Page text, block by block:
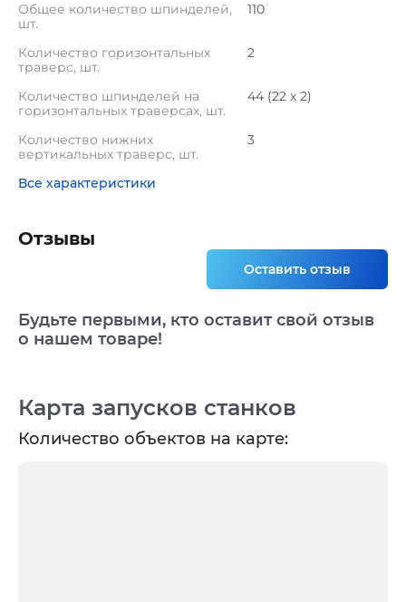
Общее количество шпинделей,
шт.
110
Количество горизонтальных
траверс, шт.
2
Количество шпинделей на
горизонтальных траверсах, шт.
44 (22 x 2)
Количество нижних
вертикальных траверс, шт.
3
Все характеристики
Карта запусков станков
Количество объектов на карте:
Отзывы
Оставить отзыв
Будьте первыми, кто оставит свой отзыв
о нашем товаре!